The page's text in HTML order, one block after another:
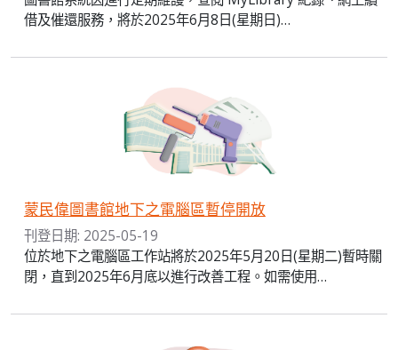
借及催還服務，將於2025年6月8日(星期日)…
蒙民偉圖書館地下之電腦區暫停開放
刊登日期: 2025-05-19
位於地下之電腦區工作站將於2025年5月20日(星期二)暫時關
閉，直到2025年6月底以進行改善工程。如需使用…